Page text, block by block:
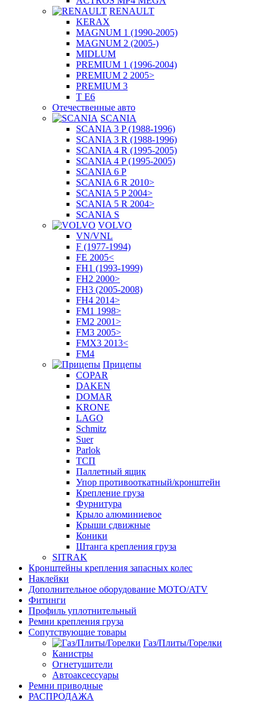
RENAULT
KERAX
MAGNUM 1 (1990-2005)
MAGNUM 2 (2005-)
MIDLUM
PREMIUM 1 (1996-2004)
PREMIUM 2 2005>
PREMIUM 3
T E6
Отечественные авто
SCANIA
SCANIA 3 P (1988-1996)
SCANIA 3 R (1988-1996)
SCANIA 4 R (1995-2005)
SCANIA 4 P (1995-2005)
SCANIA 6 P
SCANIA 6 R 2010>
SCANIA 5 P 2004>
SCANIA 5 R 2004>
SCANIA S
VOLVO
VN/VNL
F (1977-1994)
FE 2005<
FH1 (1993-1999)
FH2 2000>
FH3 (2005-2008)
FH4 2014>
FM1 1998>
FM2 2001>
FM3 2005>
FMX3 2013<
FM4
Прицепы
COPAR
DAKEN
DOMAR
KRONE
LAGO
Schmitz
Suer
Parlok
ТСП
Паллетный ящик
Упор противооткатный/кронштейн
Крепление груза
Фурнитура
Крыло алюминиевое
Крыши сдвижные
Коники
Штанга крепления груза
SITRAK
Кронштейны крепления запасных колес
Наклейки
Дополнительное оборудование MOTO/ATV
Фитинги
Профиль уплотнительный
Ремни крепления груза
Сопутствующие товары
Газ/Плиты/Горелки
Канистры
Огнетушители
Автоаксессуары
Ремни приводные
РАСПРОДАЖА